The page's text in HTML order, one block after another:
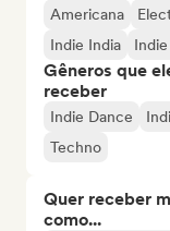
Americana
Indie India
Gêneros que
receber
Indie Dance
Techno
Quer receber
como...